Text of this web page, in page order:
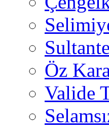
Öz
Valide